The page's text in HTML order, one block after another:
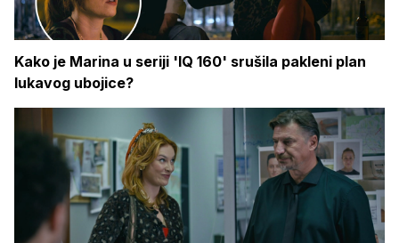
Kako je Marina u seriji 'IQ 160' srušila pakleni plan
lukavog ubojice?